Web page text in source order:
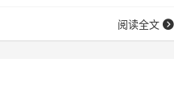
阅读全文